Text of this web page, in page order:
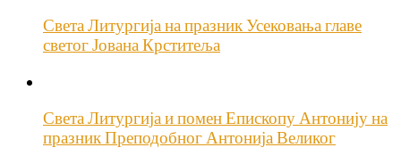
Света Литургија на празник Усековања главе
светог Јована Крститеља
Света Литургија и помен Епископу Антонију на
празник Преподобног Антонија Великог